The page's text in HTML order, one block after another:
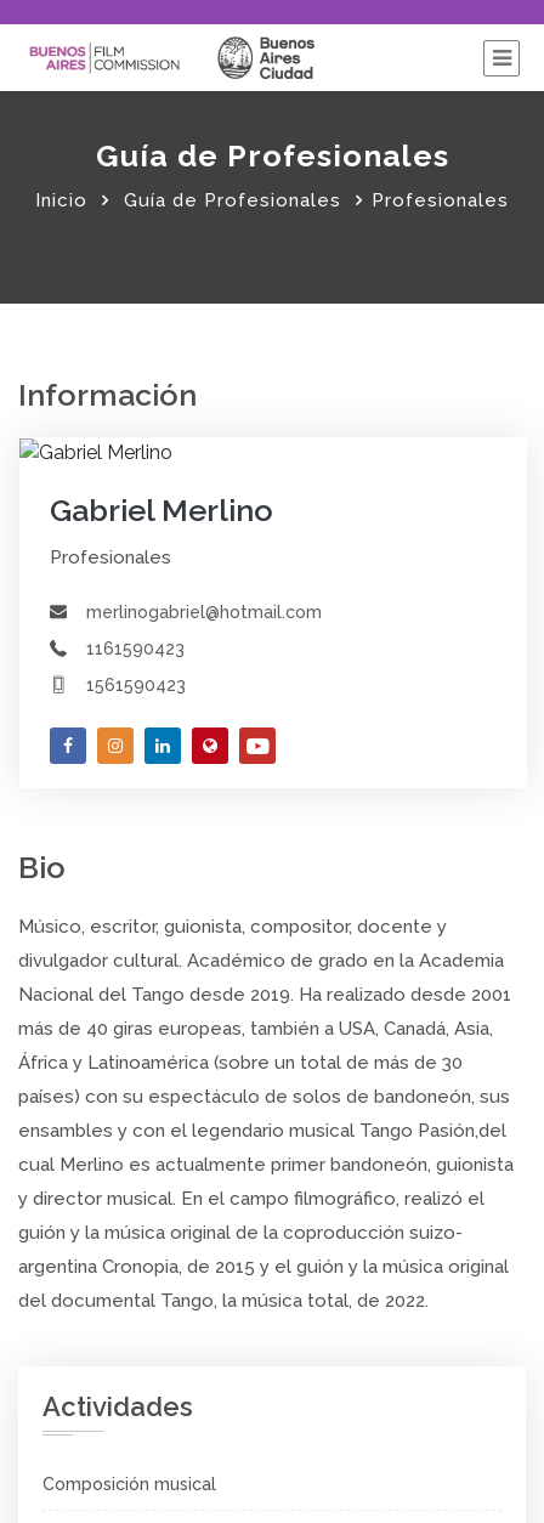
Guía de Profesionales
Inicio Guía de Profesionales Profesionales
Información
Gabriel Merlino
Profesionales
merlinogabriel@hotmail.com
1161590423
1561590423
Bio
Músico, escritor, guionista, compositor, docente y
divulgador cultural. Académico de grado en la Academia
Nacional del Tango desde 2019. Ha realizado desde 2001
más de 40 giras europeas, también a USA, Canadá, Asia,
África y Latinoamérica (sobre un total de más de 30
países) con su espectáculo de solos de bandoneón, sus
ensambles y con el legendario musical Tango Pasión,del
cual Merlino es actualmente primer bandoneón, guionista
y director musical. En el campo filmográfico, realizó el
guión y la música original de la coproducción suizo-
argentina Cronopia, de 2015 y el guión y la música original
del documental Tango, la música total, de 2022.
Actividades
Composición musical